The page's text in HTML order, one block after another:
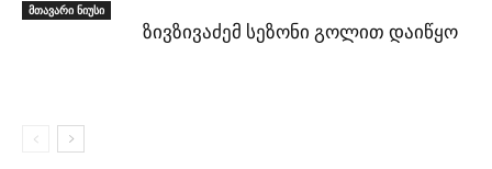
მთავარი ნიუსი
ზივზივაძემ სეზონი გოლით დაიწყო